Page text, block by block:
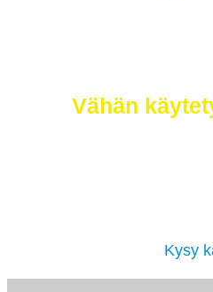
Vähän
Kysy